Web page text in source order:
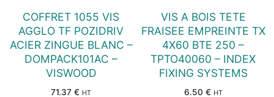
COFFRET 1055 VIS
AGGLO TF POZIDRIV
ACIER ZINGUE BLANC –
DOMPACK101AC –
VISWOOD
71.37 € HT
VIS A BOIS TETE
FRAISEE EMPREINTE TX
4X60 BTE 250 –
TPTO40060 – INDEX
FIXING SYSTEMS
6.50 € HT